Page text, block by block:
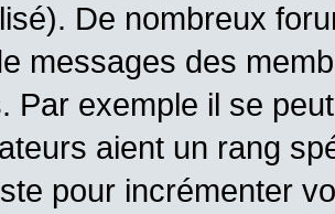
De nombreux
messages des
Par exemple il se
aient un rang
pour incrémenter